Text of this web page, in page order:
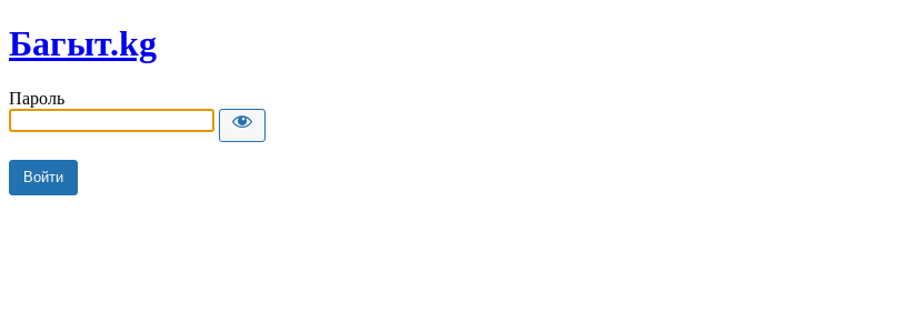
Багыт.kg
Пароль